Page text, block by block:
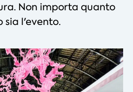
Non importa quanto
sia l'evento.